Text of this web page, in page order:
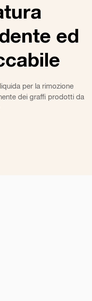
ed
per la rimozione
dei graffi prodotti da